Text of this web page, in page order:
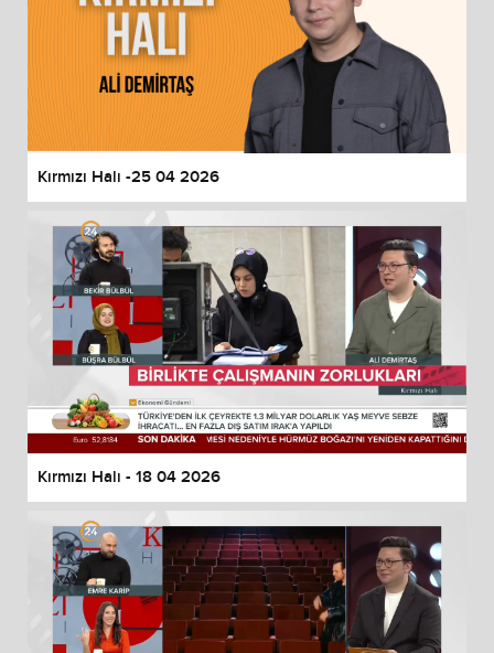
Kırmızı Halı -25 04 2026
Kırmızı Halı - 18 04 2026